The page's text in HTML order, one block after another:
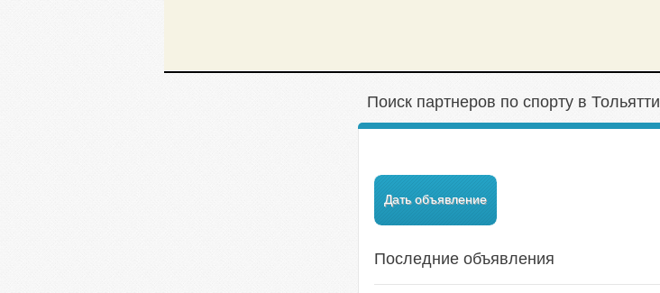
Поиск партнеров по спорту в Тольятти
Дать объявление
Последние объявления